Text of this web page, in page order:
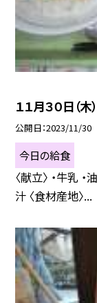
１１月３０日（
公開日 2023/11/30
今日の給食
〈献立〉 ・牛乳
汁 〈食材産地〉...